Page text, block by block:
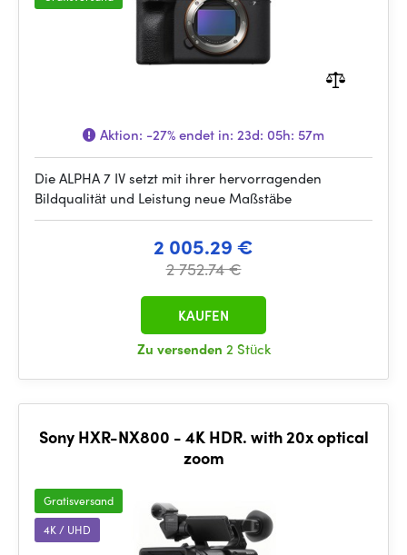
Aktion: -27%endet in: 23d: 05h: 57m
Die ALPHA 7 IV setzt mit ihrer hervorragenden
Bildqualität und Leistung neue Maßstäbe
2 005.29 €
2 752.74 €
Zu versenden 2 Stück
KAUFEN
Sony HXR-NX800 - 4K HDR. with 20x optical
zoom
Gratisversand
4K / UHD